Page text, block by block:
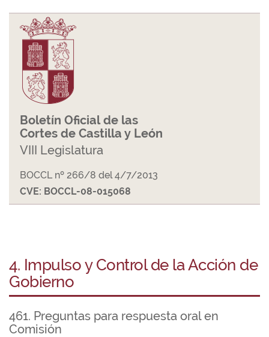
Boletín Oficial de las
Cortes de Castilla y León
VIII Legislatura
BOCCL nº 266/8 del 4/7/2013
CVE: BOCCL-08-015068
4. Impulso y Control de la Acción de
Gobierno
461. Preguntas para respuesta oral en
Comisión